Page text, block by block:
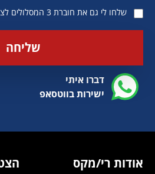
שלחו לי גם את חוברת 3 המסלולים לצמיחה של סוכן נדל"ן
דברו איתי
ישירות בווטסאפ
שליחה
אודות רי/מקס